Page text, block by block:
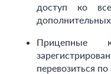
доступ ко
Прицепные
перевозиться